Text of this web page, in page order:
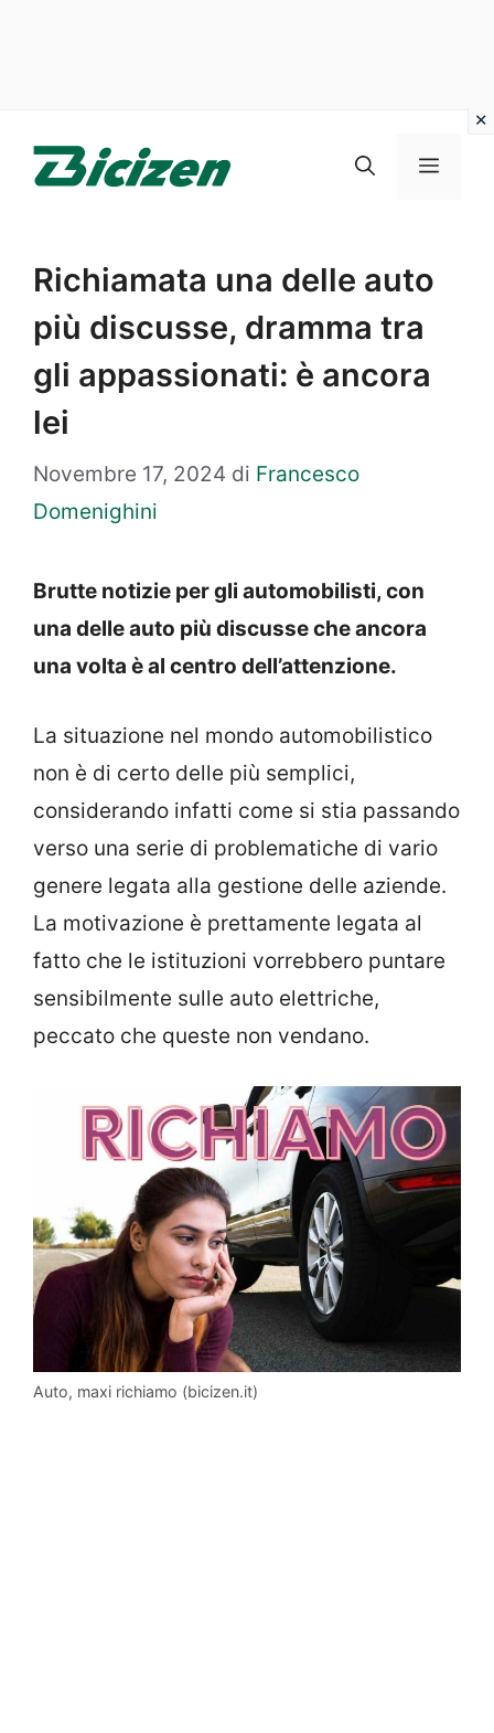
Menu
Richiamata una delle auto
più discusse, dramma tra
gli appassionati: è ancora
lei
Novembre 17, 2024 di Francesco
Domenighini
Brutte notizie per gli automobilisti, con
una delle auto più discusse che ancora
una volta è al centro dell’attenzione.
La situazione nel mondo automobilistico
non è di certo delle più semplici,
considerando infatti come si stia passando
verso una serie di problematiche di vario
genere legata alla gestione delle aziende.
La motivazione è prettamente legata al
fatto che le istituzioni vorrebbero puntare
sensibilmente sulle auto elettriche,
peccato che queste non vendano.
Auto, maxi richiamo (bicizen.it)